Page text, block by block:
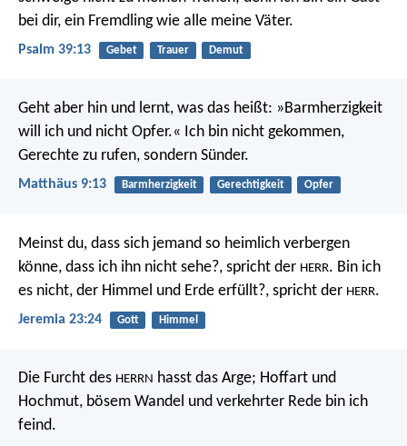
bei dir, ein Fremdling wie alle meine Väter.
Psalm 39:13 Gebet Trauer Demut
Geht aber hin und lernt, was das heißt: »Barmherzigkeit
will ich und nicht Opfer.« Ich bin nicht gekommen,
Gerechte zu rufen, sondern Sünder.
Matthäus 9:13 Barmherzigkeit Gerechtigkeit Opfer
Meinst du, dass sich jemand so heimlich verbergen
könne, dass ich ihn nicht sehe?, spricht der HERR. Bin ich
es nicht, der Himmel und Erde erfüllt?, spricht der HERR.
Jeremia 23:24 Gott Himmel
Die Furcht des HERRN hasst das Arge; Hoffart und
Hochmut, bösem Wandel und verkehrter Rede bin ich
feind.